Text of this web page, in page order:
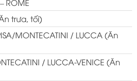
ROME
trưa, tối)
MONTECATINI / LUCCA (Ăn
/ LUCCA-VENICE (Ăn